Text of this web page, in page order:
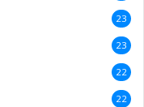
23
23
22
22